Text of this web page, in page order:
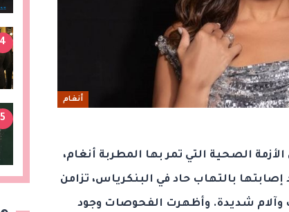
أنغام
الصحية التي تمر بها المطربة أنغام،
بالتهاب حاد في البنكرياس، تزامن
وآلام شديدة. وأظهرت الفحوصات وجود
4
5